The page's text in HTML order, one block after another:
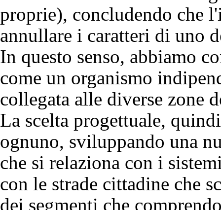
proprie), concludendo che
annullare i caratteri di uno
In questo senso, abbiamo
come un organismo
collegata alle diverse zone
La scelta progettuale,
ognuno, sviluppando una
che si relaziona con i
con le strade cittadine che
dei segmenti che